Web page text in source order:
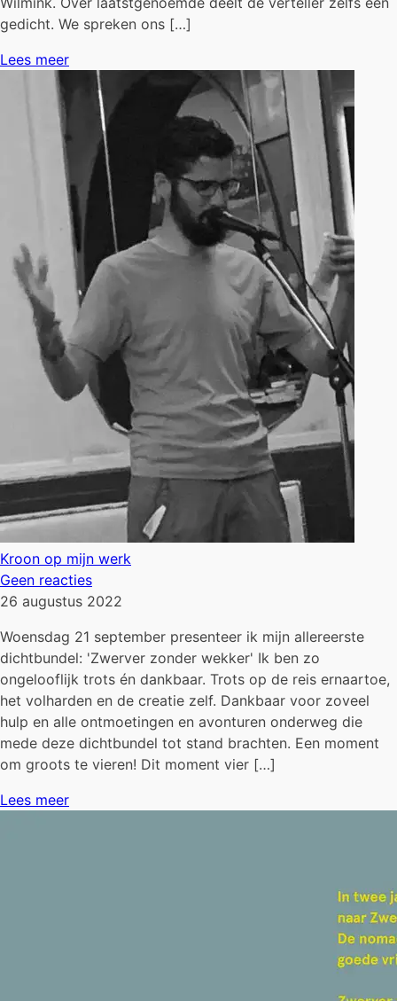
gedicht. We spreken ons […]
Lees meer
Kroon op mijn werk
Geen reacties
26 augustus 2022
Woensdag 21 september presenteer ik mijn allereerste
dichtbundel: 'Zwerver zonder wekker' Ik ben zo
ongelooflijk trots én dankbaar. Trots op de reis ernaartoe,
het volharden en de creatie zelf. Dankbaar voor zoveel
hulp en alle ontmoetingen en avonturen onderweg die
mede deze dichtbundel tot stand brachten. Een moment
om groots te vieren! Dit moment vier […]
Lees meer